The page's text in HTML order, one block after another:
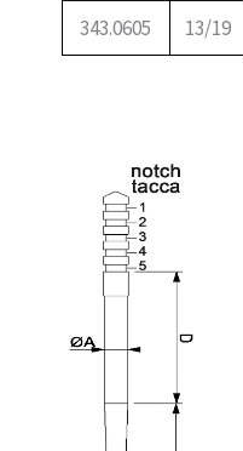
343.0605 13/19